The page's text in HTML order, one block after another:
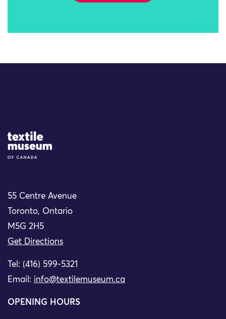
Site Logo
55 Centre Avenue
Toronto, Ontario
M5G 2H5
Get Directions
Tel: (416) 599-5321
Email: info@textilemuseum.ca
OPENING HOURS